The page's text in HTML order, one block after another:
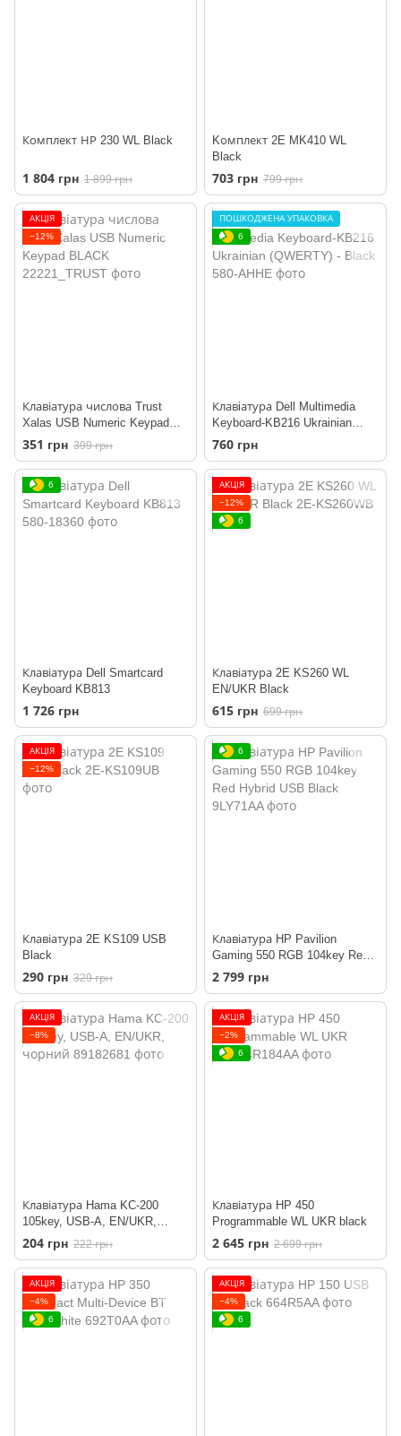
Комплект НР 230 WL Black
1 804 грн 1 899 грн
Kомплект 2E MK410 WL
Black
703 грн 799 грн
АКЦІЯ
−12%
Клавіатура числова Trust
Xalas USB Numeric Keypad
BLACK
351 грн 399 грн
ПОШКОДЖЕНА УПАКОВКА
6
Клавiатура Dell Multimedia
Keyboard-KB216 Ukrainian
(QWERTY) - Black
760 грн
6
Клавіатура Dell Smartcard
Keyboard KB813
1 726 грн
АКЦІЯ
−12%
6
Клавіатура 2E KS260 WL
EN/UKR Black
615 грн 699 грн
АКЦІЯ
−12%
Клавіатура 2E KS109 USB
Black
290 грн 329 грн
6
Клавіатура HP Pavilion
Gaming 550 RGB 104key Red
Hybrid USB Black
2 799 грн
АКЦІЯ
−8%
Клавіатура Hama KC-200
105key, USB-A, EN/UKR,
чорний
204 грн 222 грн
АКЦІЯ
−2%
6
Клавіатура HP 450
Programmable WL UKR black
2 645 грн 2 699 грн
АКЦІЯ
−4%
6
АКЦІЯ
−4%
6